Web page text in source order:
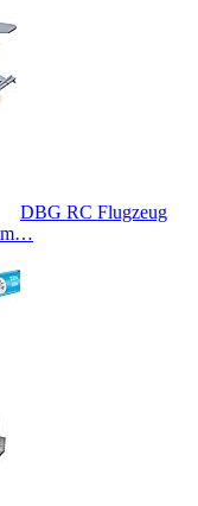
DBG RC Flugzeug